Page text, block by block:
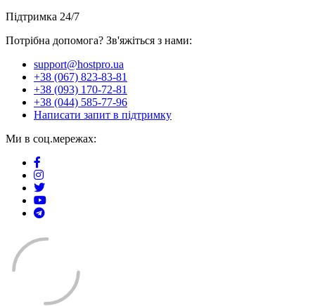
Підтримка 24/7
Потрібна допомога? Зв'яжіться з нами:
support@hostpro.ua
+38 (067) 823-83-81
+38 (093) 170-72-81
+38 (044) 585-77-96
Написати запит в підтримку
Ми в соц.мережах: